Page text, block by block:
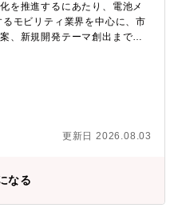
くなるかもしれませんが、課
でキャッチアップは可能と思
国内外の子会社管理、特に比
の管理業務を行いますので、
ており、刺激的かつ緊張感の
リーダ、更に部署管理職への
しては、事業部門所管の国内
を推進するにあたり、電池メ
モビリティ業界を中心に、市
、新規開発テーマ創出までを
保証などの関係部門と連携
会の創出と戦略実行を推進し
に応じて、市場開拓業務か事
せします。２つの役割は将来
探索・分析EV、蓄電池、再生
客課題の把握を目的とした情
ナー等を通じた市場動向調査
特定・エンドユーザー・顧客
更新日 2026.08.03
なる